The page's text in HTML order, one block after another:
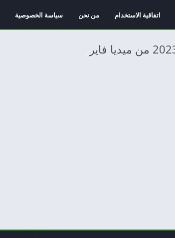
اتفاقية الاستخدام من نحن سياسة الخصوصية